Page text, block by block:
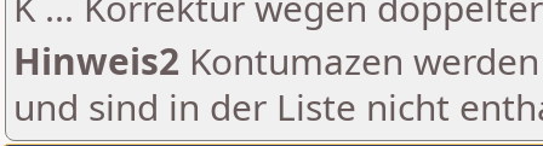
Hinweis2 Kontumazen
und sind in der Liste nicht